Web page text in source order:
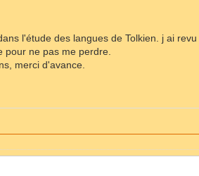
l'étude des langues de Tolkien. j ai
pour ne pas me perdre.
merci d'avance.